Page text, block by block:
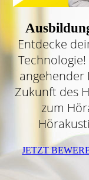
Entdecke
angehender
Zukunft des
zum
JETZT